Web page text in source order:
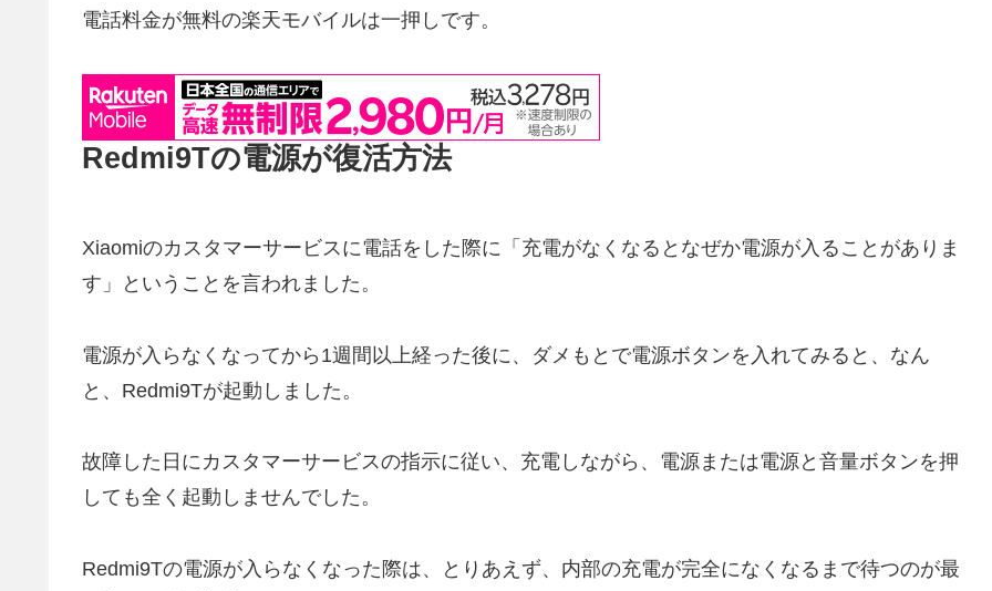
電話料金が無料の楽天モバイルは一押しです。
Redmi9Tの電源が復活方法
Xiaomiのカスタマーサービスに電話をした際に「充電がなくなるとなぜか電源が入ることがありま
す」ということを言われました。
電源が入らなくなってから1週間以上経った後に、ダメもとで電源ボタンを入れてみると、なん
と、Redmi9Tが起動しました。
故障した日にカスタマーサービスの指示に従い、充電しながら、電源または電源と音量ボタンを押
しても全く起動しませんでした。
Redmi9Tの電源が入らなくなった際は、とりあえず、内部の充電が完全になくなるまで待つのが最